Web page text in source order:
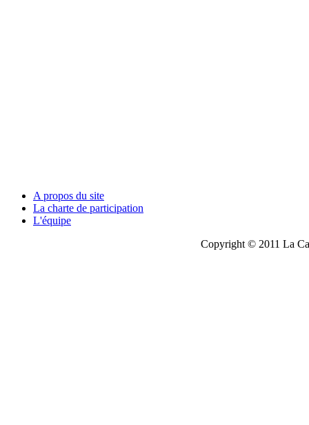
A propos du site
La charte de participation
L'équipe
Copyright © 2011 La